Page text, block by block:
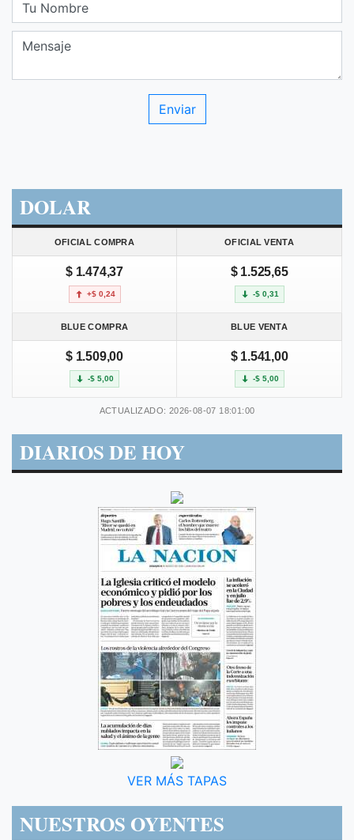
DOLAR
OFICIAL COMPRA OFICIAL VENTA
$ 1.474,37
+$ 0,24
$ 1.525,65
-$ 0,31
BLUE COMPRA BLUE VENTA
$ 1.509,00
-$ 5,00
$ 1.541,00
-$ 5,00
ACTUALIZADO: 2026-08-07 18:01:00
DIARIOS DE HOY
VER MÁS TAPAS
NUESTROS OYENTES